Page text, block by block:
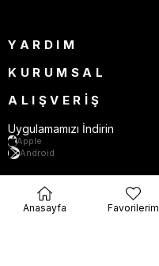
YARDIM
KURUMSAL
ALIŞVERİŞ
Uygulamamızı İndirin
Apple
Android
Anasayfa Favorilerim